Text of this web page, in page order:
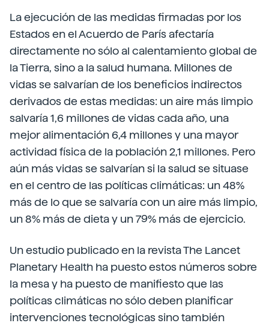
La ejecución de las medidas firmadas por los
Estados en el Acuerdo de París afectaría
directamente no sólo al calentamiento global de
la Tierra, sino a la salud humana. Millones de
vidas se salvarían de los beneficios indirectos
derivados de estas medidas: un aire más limpio
salvaría 1,6 millones de vidas cada año, una
mejor alimentación 6,4 millones y una mayor
actividad física de la población 2,1 millones. Pero
aún más vidas se salvarían si la salud se situase
en el centro de las políticas climáticas: un 48%
más de lo que se salvaría con un aire más limpio,
un 8% más de dieta y un 79% más de ejercicio.
Un estudio publicado en la revista The Lancet
Planetary Health ha puesto estos números sobre
la mesa y ha puesto de manifiesto que las
políticas climáticas no sólo deben planificar
intervenciones tecnológicas sino también